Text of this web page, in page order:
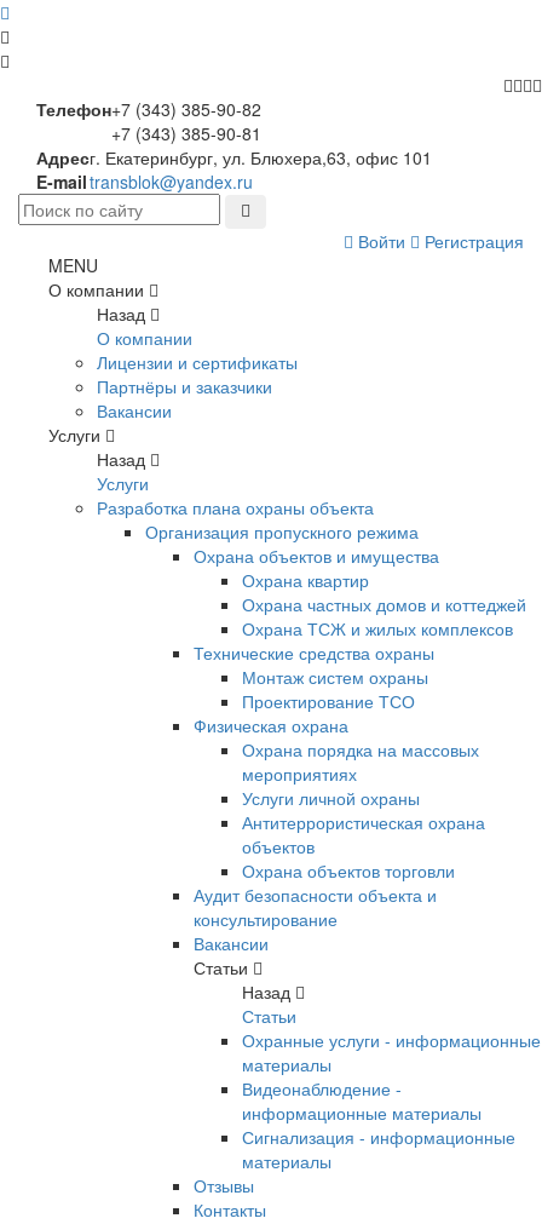
Телефон+7 (343) 385-90-82
+7 (343) 385-90-81
Адресг. Екатеринбург, ул. Блюхера,63, офис 101
E-mailtransblok@yandex.ru
Войти
Регистрация
MENU
О компании
Назад
О компании
Лицензии и сертификаты
Партнёры и заказчики
Вакансии
Услуги
Назад
Услуги
Разработка плана охраны объекта
Организация пропускного режима
Охрана объектов и имущества
Охрана квартир
Охрана частных домов и коттеджей
Охрана ТСЖ и жилых комплексов
Технические средства охраны
Монтаж систем охраны
Проектирование ТСО
Физическая охрана
Охрана порядка на массовых
мероприятиях
Услуги личной охраны
Антитеррористическая охрана
объектов
Охрана объектов торговли
Аудит безопасности объекта и
консультирование
Вакансии
Статьи
Назад
Статьи
Охранные услуги - информационные
материалы
Видеонаблюдение -
информационные материалы
Сигнализация - информационные
материалы
Отзывы
Контакты